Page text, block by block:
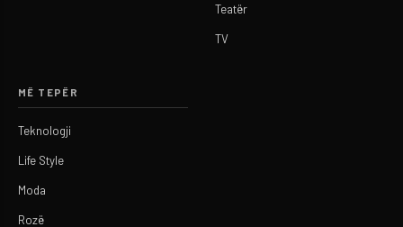
Teatër
TV
MË TEPËR
Teknologji
Life Style
Moda
Rozë